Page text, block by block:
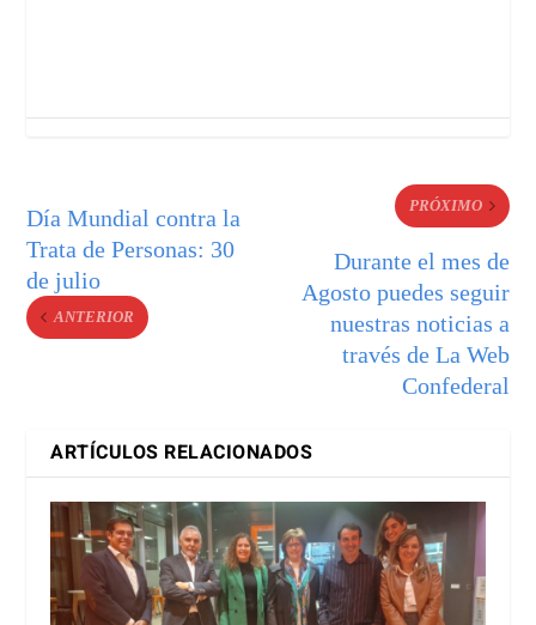
Día Mundial contra la
Trata de Personas: 30
de julio
ANTERIOR
PRÓXIMO
Durante el mes de
Agosto puedes seguir
nuestras noticias a
través de La Web
Confederal
ARTÍCULOS RELACIONADOS